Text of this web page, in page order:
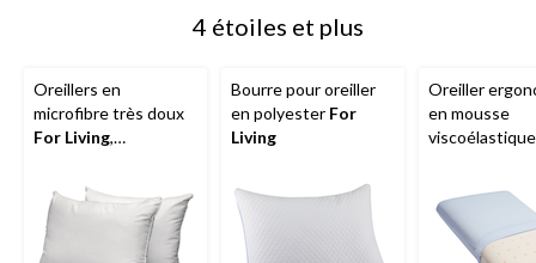
4 étoiles et plus
Oreillers en
microfibre très doux
For Living,
20 po, paq. 2
Bourre pour oreiller
en polyester For
Living
Oreiller
en mousse
standard, 25